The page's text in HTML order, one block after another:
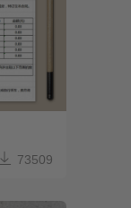
 73509